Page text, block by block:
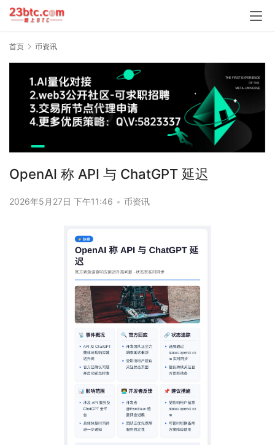
首页 币资讯
OpenAI 称 API 与 ChatGPT 延迟
2026年5月27日 下午11:46 • 币资讯